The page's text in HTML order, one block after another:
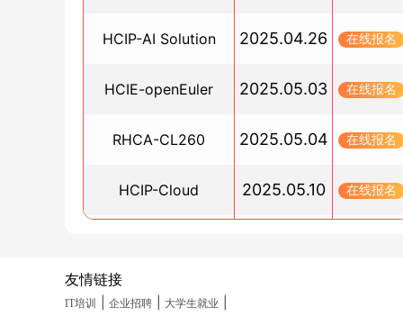
HCIP-AI Solution 2025.04.26 在线报名
HCIE-openEuler 2025.05.03 在线报名
RHCA-CL260 2025.05.04 在线报名
HCIP-Cloud 2025.05.10 在线报名
HCIA-Datacom(晚班)
友情链接
IT培训 企业招聘 大学生就业